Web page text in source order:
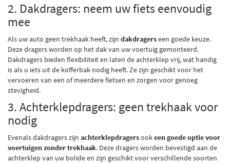
2. Dakdragers: neem uw fiets eenvoudig
mee
Als uw auto geen trekhaak heeft, zijn dakdragerseen goede keuze.
Deze dragers worden op het dak van uw voertuig gemonteerd.
Dakdragers bieden flexibiliteit en laten de achterklep vrij, wat handig
is als u iets uit de kofferbak nodig heeft. Ze zijn geschikt voor het
vervoeren van een of meerdere fietsen en zorgen voor genoeg
stevigheid.
3. Achterklepdragers: geen trekhaak voor
nodig
Evenals dakdragers zijn achterklepdragersookeen goede optie voor
voertuigen zonder trekhaak. Deze dragers worden bevestigd aan de
achterklep van uw bolide en zijn geschikt voor verschillende soorten